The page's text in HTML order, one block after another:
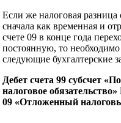
Если же налоговая разница
сначала как временная и
счете 09 в конце года
постоянную, то необходимо
следующие бухгалтерские
Дебет счета 99 субсчет
налоговое
09 «Отложенный